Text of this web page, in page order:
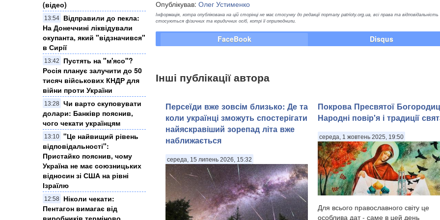
(відео)
13:54
Відправили до пекла:
На Донеччині ліквідували
окупанта, який "відзначився"
в Сирії
13:42
Пустять на "м'ясо"?
Росія планує залучити до 50
тисяч військових КНДР для
війни проти України
13:28 Чи варто скуповувати
долари: Банківр пояснив,
чого чекати українцям
13:10 "Це найвищий рівень
відповідальності":
Пристайко пояснив, чому
Україна не має союзницьких
відносин зі США на рівні
Ізраїлю
12:58
Ніколи чекати:
Пентагон вимагає від
виробників терміново
Опублікував: Олег Устименко
Інформація, котра опублікована на цій сторінці не має стосунку до редакції порталу patrioty.org.ua, всі права та відповідальність
стосуються фізичних та юридичних осіб, котрі її оприлюднили.
FaceBook Disqus
Інші публікації автора
Персеїди вже зовсім близько: Де та
коли українці зможуть спостерігати
найяскравіший зорепад літа вже
наближається
середа, 15 липень 2026, 15:32
Покрова Пресвятої
Народні повір'я і традиції
середа, 1 жовтень 2025, 19:50
Для всього православного світу це
особлива дат - саме в цей день